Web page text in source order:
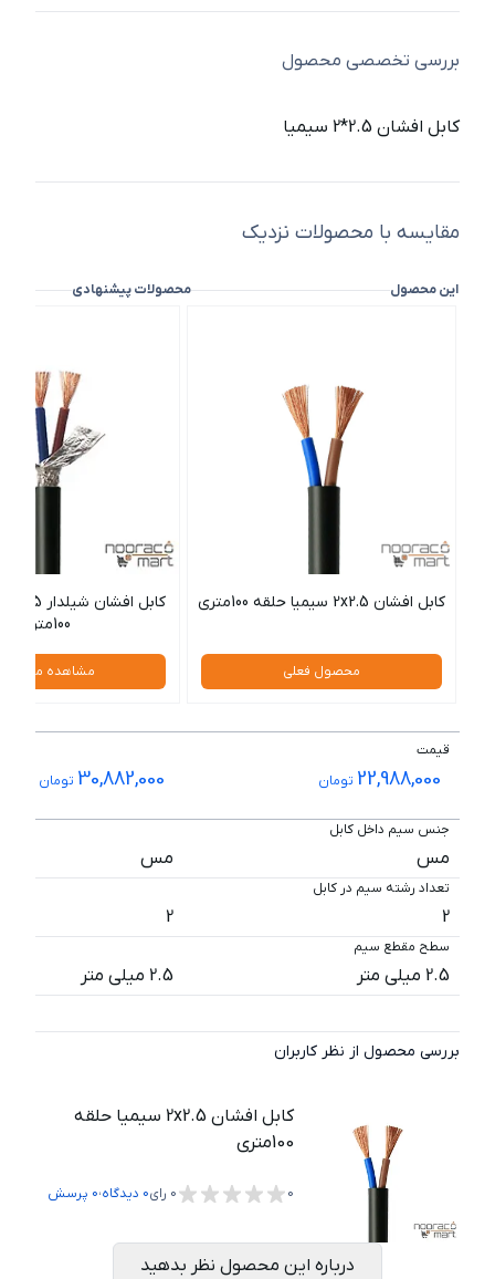
بررسی تخصصی محصول
کابل افشان 2.5*2 سیمیا
مقایسه با محصولات نزدیک
این محصول محصولات پیشنهادی
کابل افشان 2x2.5 سیمیا حلقه 100متری
محصول فعلی
100متری
مشاهده
قیمت
22,988,000 تومان 30,882,000 تومان
جنس سیم داخل کابل
مس مس
تعداد رشته سیم در کابل
2
2
سطح مقطع سیم
2.5 میلی متر 2.5 میلی متر
بررسی محصول از نظر کاربران
کابل افشان 2x2.5 سیمیا حلقه
100متری
0
0 رای0 دیدگاه،0 پرسش
درباره این محصول نظر بدهید